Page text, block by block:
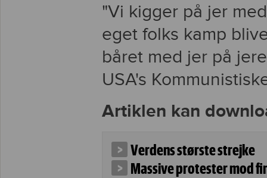
"Vi kigger på jer
eget folks kamp
båret med jer på
USA's
Artiklen kan
Verdens største strejke
Massive protester mod